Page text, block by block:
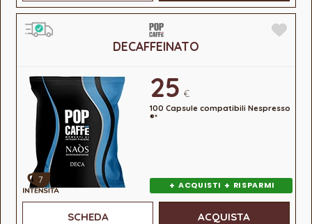
DECAFFEINATO
7
25 €
100 Capsule compatibili Nespresso
®*
+ ACQUISTI + RISPARMI
SCHEDA ACQUISTA